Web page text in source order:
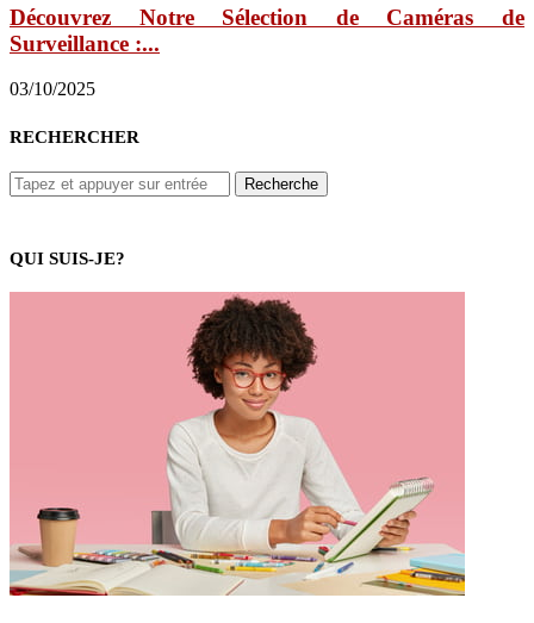
Découvrez Notre Sélection de Caméras de
Surveillance :...
03/10/2025
RECHERCHER
QUI SUIS-JE?